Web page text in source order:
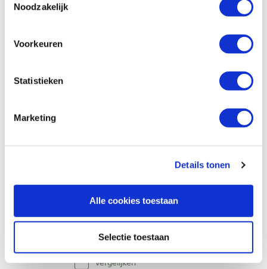
Noodzakelijk
Voorkeuren
Statistieken
Marketing
Details tonen
Alle cookies toestaan
Selectie toestaan
Bohrcraft spiraalborenset KE10 HSS-E
cobalt geslepen in cassette, 19-delig
€ 15,80 incl. btw
€ 13,06 excl. btw
Op voorraad
Vergelijken